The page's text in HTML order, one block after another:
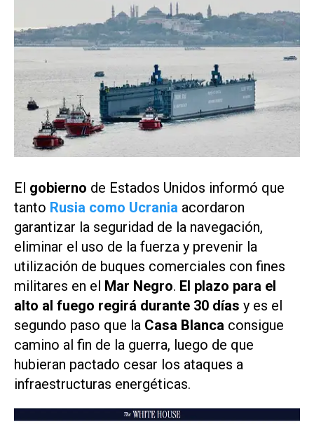
El gobierno de Estados Unidos informó que
tanto Rusia como Ucrania acordaron
garantizar la seguridad de la navegación,
eliminar el uso de la fuerza y prevenir la
utilización de buques comerciales con fines
militares en el Mar Negro. El plazo para el
alto al fuego regirá durante 30 días y es el
segundo paso que la Casa Blanca consigue
camino al fin de la guerra, luego de que
hubieran pactado cesar los ataques a
infraestructuras energéticas.